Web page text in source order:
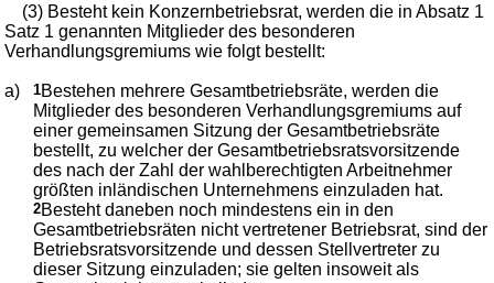
(3) Besteht kein Konzernbetriebsrat, werden die in Absatz 1
Satz 1 genannten Mitglieder des besonderen
Verhandlungsgremiums wie folgt bestellt:
a) 1Bestehen mehrere Gesamtbetriebsräte, werden die
Mitglieder des besonderen Verhandlungsgremiums auf
einer gemeinsamen Sitzung der Gesamtbetriebsräte
bestellt, zu welcher der Gesamtbetriebsratsvorsitzende
des nach der Zahl der wahlberechtigten Arbeitnehmer
größten inländischen Unternehmens einzuladen hat.
2Besteht daneben noch mindestens ein in den
Gesamtbetriebsräten nicht vertretener Betriebsrat, sind der
Betriebsratsvorsitzende und dessen Stellvertreter zu
dieser Sitzung einzuladen; sie gelten insoweit als